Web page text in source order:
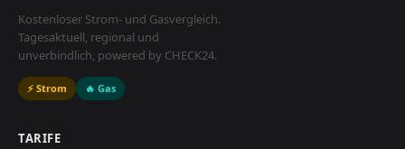
Kostenloser Strom- und Gasvergleich.
Tagesaktuell, regional und
unverbindlich, powered by CHECK24.
⚡ Strom 🔥 Gas
TARIFE